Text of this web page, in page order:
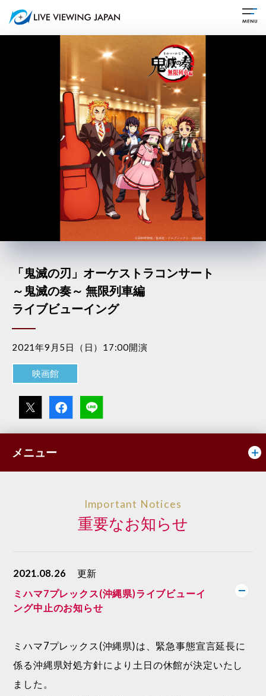
「鬼滅の刃」オーケストラコンサート
～鬼滅の奏～ 無限列車編
ライブビューイング
2021年9月5日（日）17:00開演
映画館
メニュー
Important Notices
重要なお知らせ
2021.08.26
更新
ミハマ7プレックス(沖縄県)ライブビューイ
ング中止のお知らせ
ミハマ7プレックス(沖縄県)は、緊急事態宣言延長に
係る沖縄県対処方針により土日の休館が決定いたし
ました。